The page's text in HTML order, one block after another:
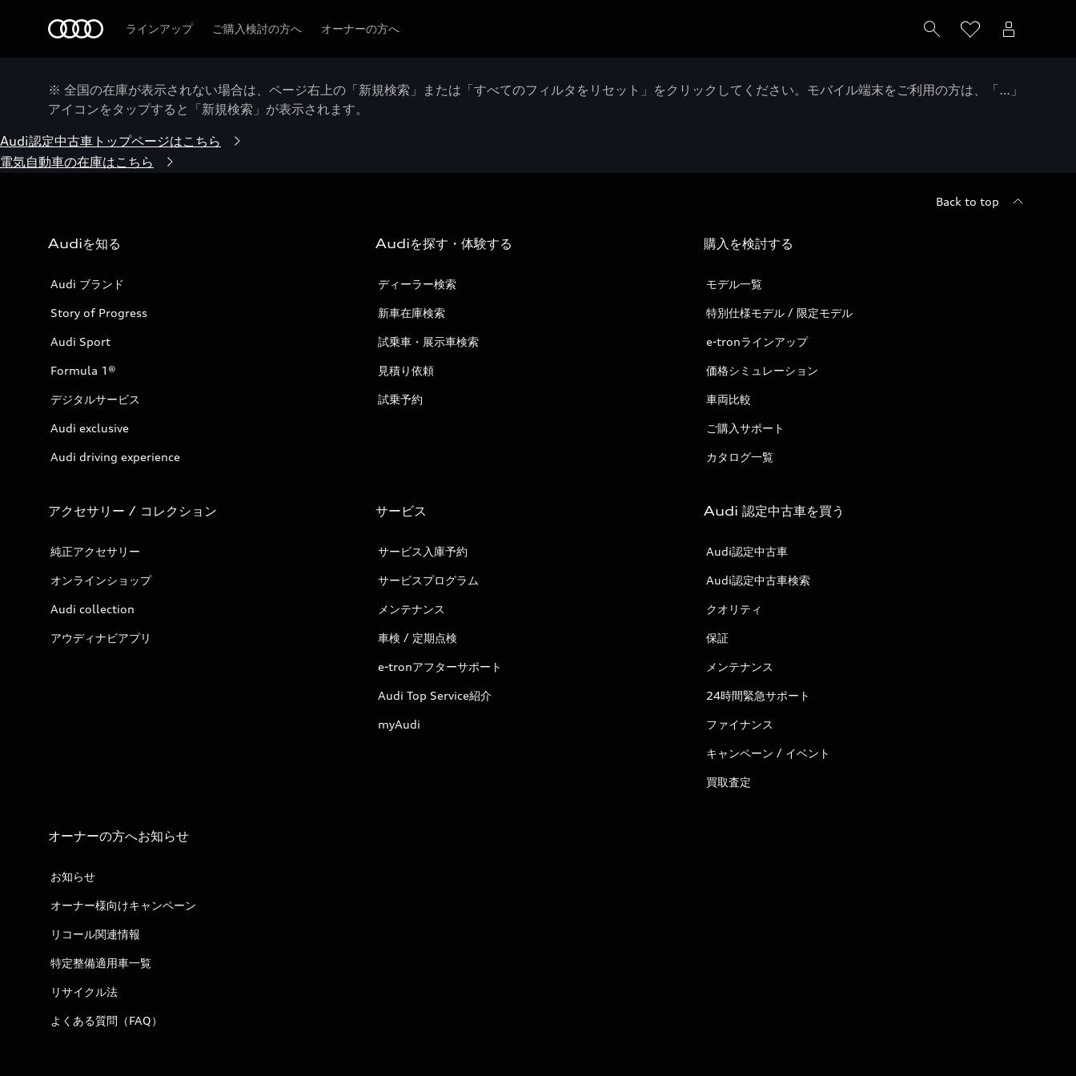
ラインアップ ご購入検討の方へ オーナーの方へ
※ 全国の在庫が表示されない場合は、ページ右上の「新規検索」または「すべてのフィルタをリセット」をクリックしてください。モバイル端末をご利用の方は、「…」
アイコンをタップすると「新規検索」が表示されます。
Audi認定中古車トップページはこちら
電気自動車の在庫はこちら
Back to top
Audiを知る
Audi ブランド
Story of Progress
Audi Sport
Formula 1®
デジタルサービス
Audi exclusive
Audi driving experience
Audiを探す・体験する
ディーラー検索
新車在庫検索
試乗車・展示車検索
見積り依頼
試乗予約
購入を検討する
モデル一覧
特別仕様モデル / 限定モデル
e-tronラインアップ
価格シミュレーション
車両比較
ご購入サポート
カタログ一覧
アクセサリー / コレクション
純正アクセサリー
オンラインショップ
Audi collection
アウディナビアプリ
サービス
サービス入庫予約
サービスプログラム
メンテナンス
車検 / 定期点検
e-tronアフターサポート
Audi Top Service紹介
myAudi
Audi 認定中古車を買う
Audi認定中古車
Audi認定中古車検索
クオリティ
保証
メンテナンス
24時間緊急サポート
ファイナンス
キャンペーン / イベント
買取査定
オーナーの方へお知らせ
お知らせ
オーナー様向けキャンペーン
リコール関連情報
特定整備適用車一覧
リサイクル法
よくある質問（FAQ）